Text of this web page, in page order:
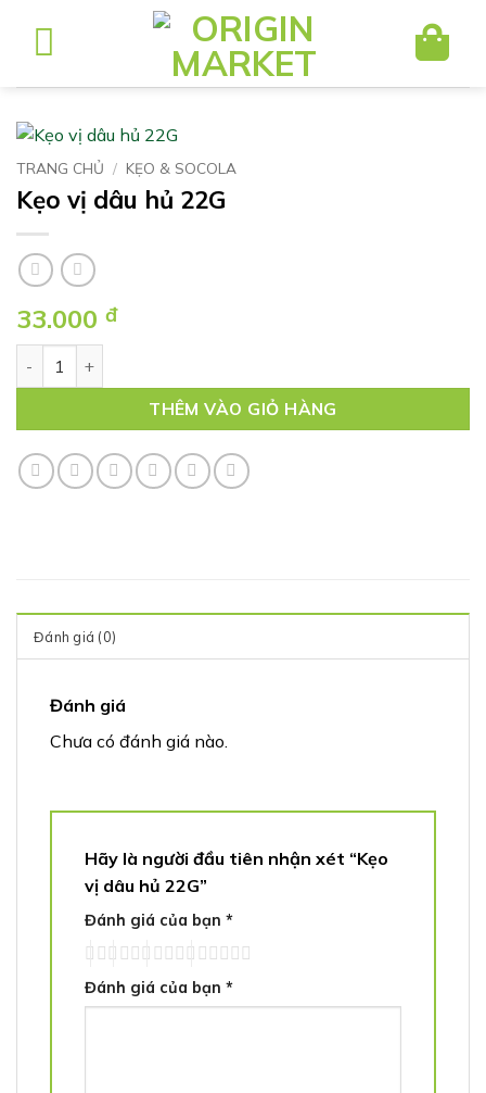
dung
TRANG CHỦ / KẸO & SOCOLA
Kẹo vị dâu hủ 22G
33.000 đ
THÊM VÀO GIỎ HÀNG
Đánh giá (0)
Đánh giá
Chưa có đánh giá nào.
Hãy là người đầu tiên nhận xét “Kẹo
vị dâu hủ 22G”
Đánh giá của bạn *
Đánh giá của bạn *